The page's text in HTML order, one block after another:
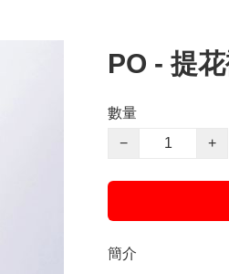
PO - 提
數量
−
+
簡介